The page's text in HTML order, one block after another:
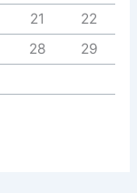
21
22
28
29